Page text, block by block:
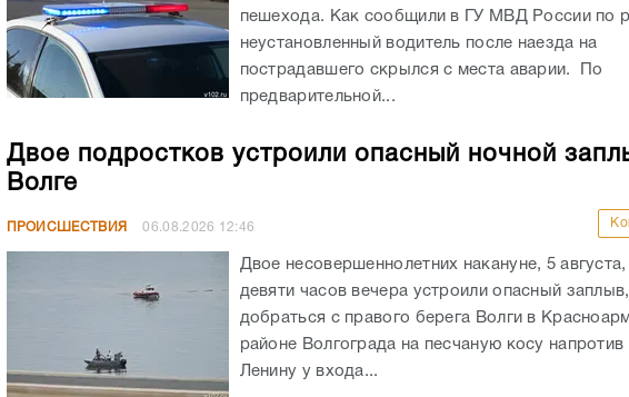
пешехода. Как сообщили в ГУ МВД России по
неустановленный водитель после наезда на
пострадавшего скрылся с места аварии. По
предварительной...
Двое подростков устроили опасный ночной
Волге
ПРОИСШЕСТВИЯ 06.08.2026 12:46
Двое несовершеннолетних накануне, 5
девяти часов вечера устроили опасный
добраться с правого берега Волги в
районе Волгограда на песчаную косу напротив
Ленину у входа...